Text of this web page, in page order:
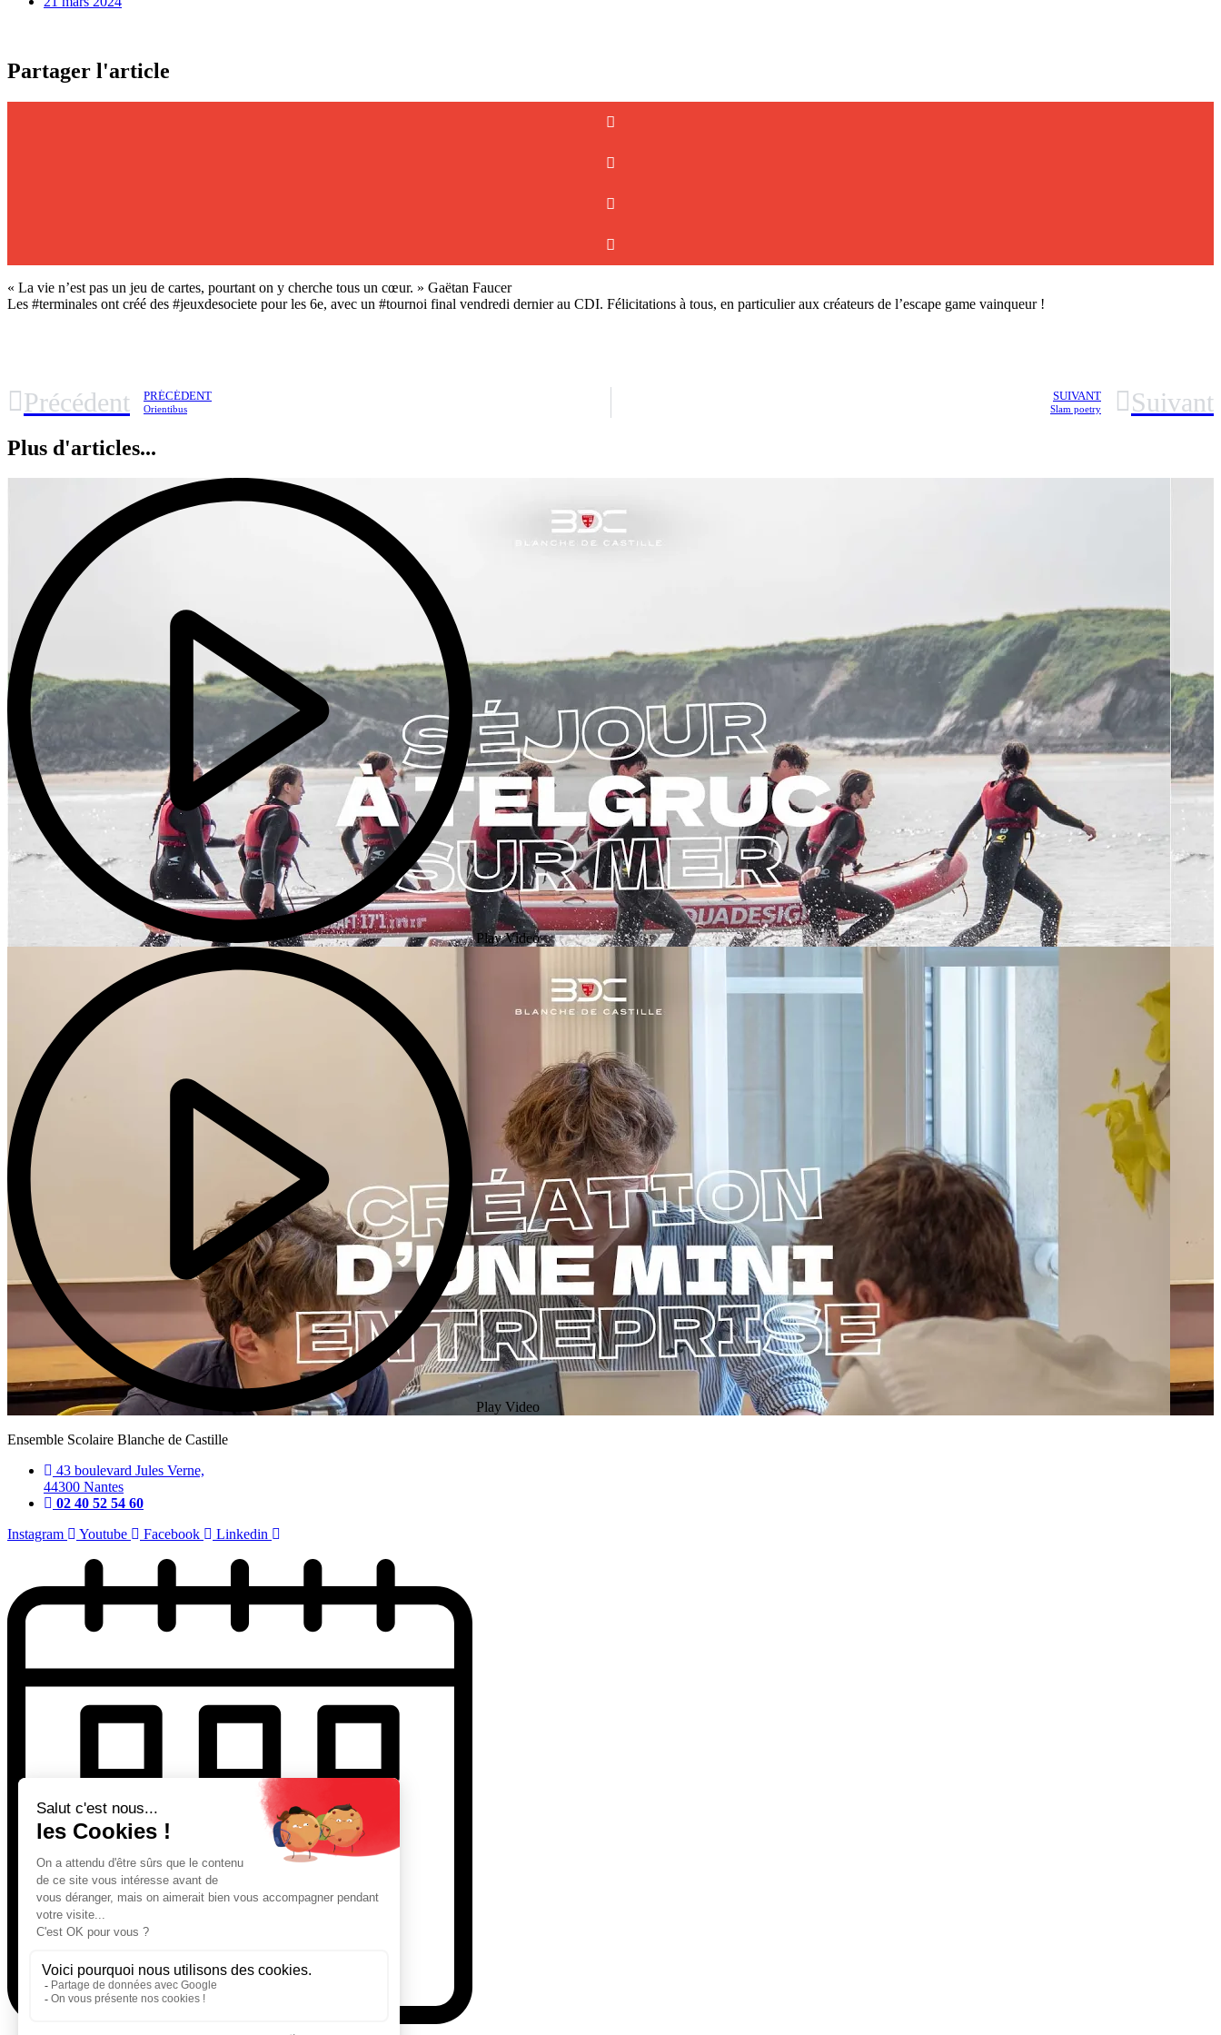
Partager l'article
« La vie n’est pas un jeu de cartes, pourtant on y cherche tous un cœur. » Gaëtan Faucer
Les #terminales ont créé des #jeuxdesociete pour les 6e, avec un #tournoi final vendredi dernier au CDI. Félicitations à tous, en particulier aux créateurs de l’escape game vainqueur !
Précédent PRÉCÉDENT
Orientibus
SUIVANT
Slam poetry Suivant
Plus d'articles...
Play Video
Play Video
Ensemble Scolaire Blanche de Castille
43 boulevard Jules Verne,
44300 Nantes
02 40 52 54 60
Instagram
Youtube Facebook Linkedin